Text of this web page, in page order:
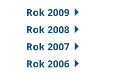
Rok 2009
Rok 2008
Rok 2007
Rok 2006